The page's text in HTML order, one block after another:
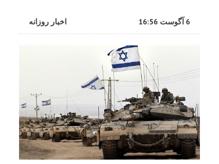
اخبار روزانه 6 آگوست 16:56